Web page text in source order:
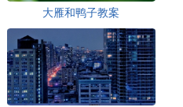
大雁和鸭子教案